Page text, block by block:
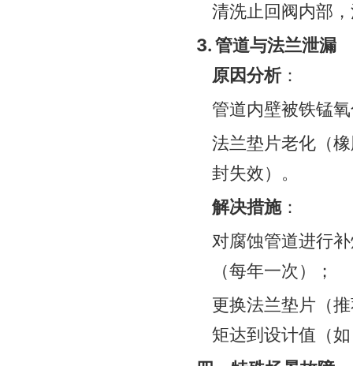
清洗止回阀内部
3. 管道与法兰泄漏
原因分析：
管道内壁被铁锰
法兰垫片老化（
封失效）。
解决措施：
对腐蚀管道进行
（每年一次）；
更换法兰垫片（
矩达到设计值（